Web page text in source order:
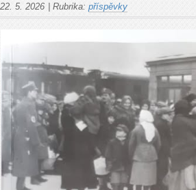
22. 5. 2026 Rubrika: příspěvky